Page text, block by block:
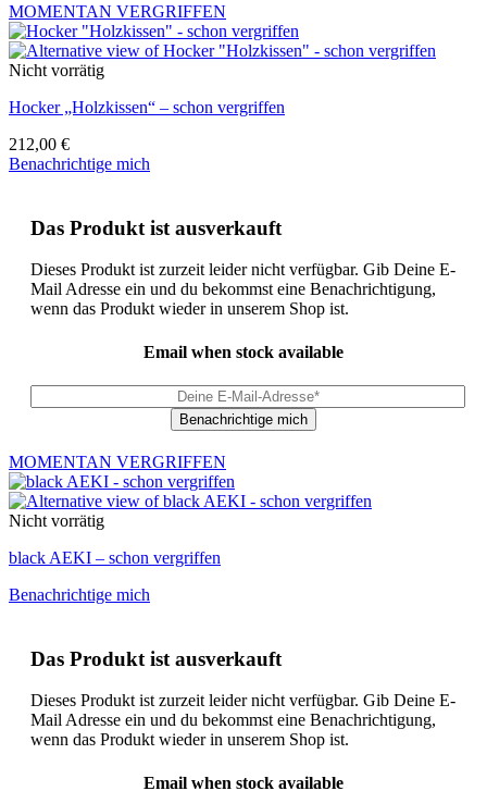
MOMENTAN VERGRIFFEN
Nicht vorrätig
Hocker „Holzkissen“ – schon vergriffen
212,00 €
Benachrichtige mich
Das Produkt ist ausverkauft
Dieses Produkt ist zurzeit leider nicht verfügbar. Gib Deine E-
Mail Adresse ein und du bekommst eine Benachrichtigung,
wenn das Produkt wieder in unserem Shop ist.
Email when stock available
MOMENTAN VERGRIFFEN
Nicht vorrätig
black AEKI – schon vergriffen
Benachrichtige mich
Das Produkt ist ausverkauft
Dieses Produkt ist zurzeit leider nicht verfügbar. Gib Deine E-
Mail Adresse ein und du bekommst eine Benachrichtigung,
wenn das Produkt wieder in unserem Shop ist.
Email when stock available